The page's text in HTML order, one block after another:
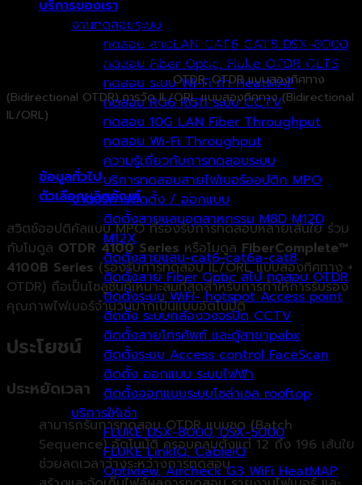
บริการของเรา
งานทดสอบระบบ
ทดสอบ สายLAN CAT6 CAT8 DSX-8000
ทดสอบ Fiber Optic, Fluke OTDR OLTS
ทดสอบ ระบบ Wi-Fi ทำ HeatMAP
ทดสอบ RG6 RG11 ระบบ CCTV
ทดสอบ 10G LAN Fiber Throughput
ทดสอบ Wi-Fi Throughput
ความรู้เกี่ยวกับการทดสอบระบบ
บริการทดสอบสายไฟเบอร์ออปติก MPO
งานบริการติดตั้ง / ออกแบบ
ติดตั้งสายแลนอุตสาหกรรม M8D M12D
M12X
ติดตั้งสายแลน-cat6-cat6a-cat8
ติดตั้งสาย Fiber Optic สไป ทดสอบ OTDR
ติดตั้งระบบ WiFi- hotspot Access point
ติดตั้ง ระบบกล้องวงจรปิด CCTV
ติดตั้งสายโทรศัพท์ และตู้สาขาpabx
ติดตั้งระบบ Access control FaceScan
ติดตั้ง ออกแบบ ระบบไฟฟ้า
ติดตั้งออกแบบระบบโซล่าเซล rooftop
บริการให้เช่า
FLUKE DSX-8000, DSX-5000
FLUKE LinkIQ, CableIQ
Optiview, Aircheck G3 WiFi HeatMAP
โซลูชันสวิตช์ความจุสูง (High Capacity Switch) รองรับตั้งแต่
ออกแบบมาเพื่อช่วยลดความซับซ้อนและเพิ่มระบบอัตโนมัติ
ในการรับรองคุณภาพสายเคเบิลไฟเบอร์ที่มีจำนวนเส้นใยสูง (High Fiber
Count) รองรับการทดสอบ ได้แก่OTDR,OTDR แบบสองทิศทาง
(Bidirectional OTDR),การวัด IL/ORL แบบสองทิศทาง (Bidirectional
IL/ORL)
ข้อมูลทั่วไป
ตัวเลือกผลิตภัณฑ์
สวิตช์ออปติคัลแบบ MPO ที่รองรับการทดสอบหลายเส้นใย ร่วม
กับโมดูล OTDR 4100 Series หรือโมดูล FiberComplete™
4100B Series (รองรับการทดสอบ IL/ORL แบบสองทิศทาง +
OTDR) ถือเป็นโซลูชันที่เหมาะสมที่สุดสำหรับการทำให้การรับรอง
คุณภาพไฟเบอร์จำนวนมากเป็นแบบอัตโนมัติ
ประโยชน์
ประหยัดเวลา
สามารถรันการทดสอบ OTDR แบบชุด (Batch
Sequence) อัตโนมัติ ครอบคลุมตั้งแต่ 12 ถึง 196 เส้นใย
ช่วยลดเวลาว่างระหว่างการทดสอบ